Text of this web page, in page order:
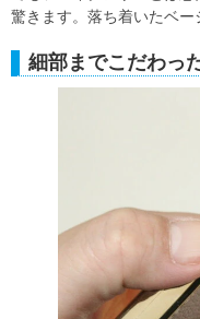
驚きます。落ち着いたベー
細部までこだわっ